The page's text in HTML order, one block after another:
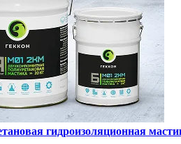
гидроизоляционная